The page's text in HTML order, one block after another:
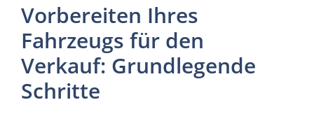
Vorbereiten Ihres
Fahrzeugs für den
Verkauf: Grundlegende
Schritte